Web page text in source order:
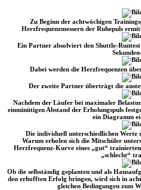
Zu Beginn der achtwöchigen
Herzfrequenzmessern der Ruhepuls
Ein Partner absolviert den Shuttle-
Dabei werden die Herzfrequenzen
Der zweite Partner überträgt die
Nachdem der Läufer bei maximaler
einminütigen Abstand der Erholungspuls
ein Diagramm
Die individuell unterschiedlichen Werte
Warum erholen sich die Mitschüler
Herzfrequenz-Kurve eines „gut“
„schlecht“
Ob die selbständig geplanten und als
den erhofften Erfolg bringen, wird sich in
gleichen Bedingungen zum